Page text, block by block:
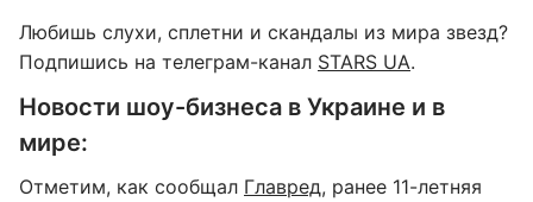
Любишь слухи, сплетни и скандалы из мира звезд?
Подпишись на телеграм-канал STARS UA.
Новости шоу-бизнеса в Украине и в
мире:
Отметим, как сообщал Главред, ранее 11-летняя